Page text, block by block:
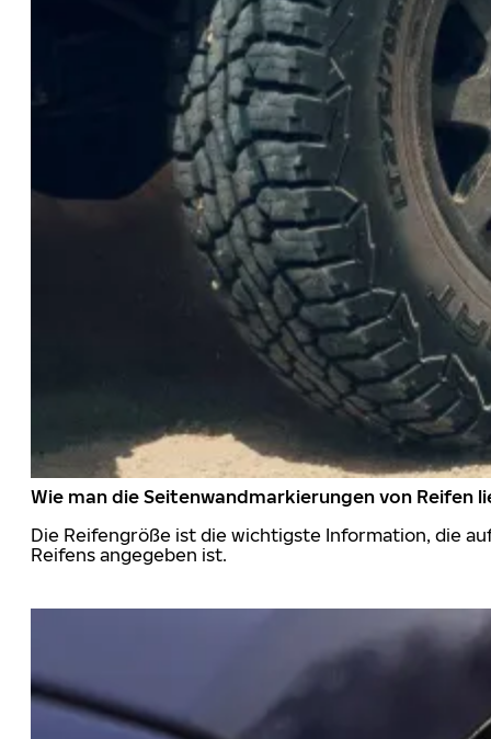
Wie man die Seitenwandmarkierungen von Reifen
Die Reifengröße ist die wichtigste Information, die
Reifens angegeben ist.